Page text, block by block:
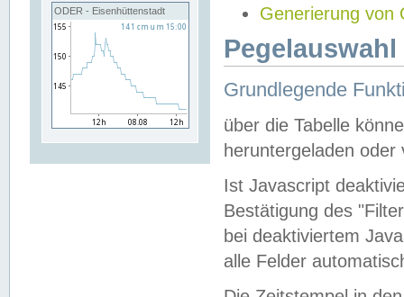
ODER - Eisenhüttenstadt
Generierung von
Grundlegende
über die Tabelle
heruntergeladen oder
Ist Javascript
Bestätigung des
bei deaktiviertem
alle Felder